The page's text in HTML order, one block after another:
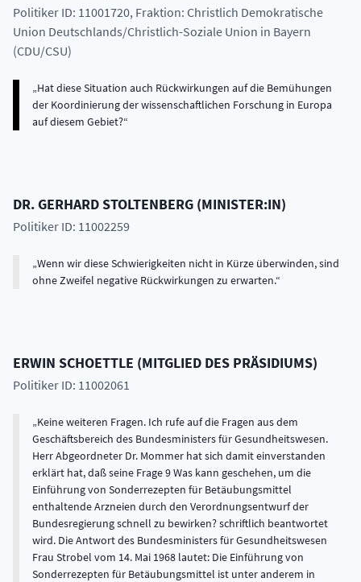
Politiker ID: 11001720, Fraktion: Christlich Demokratische
Union Deutschlands/Christlich-Soziale Union in Bayern
(CDU/CSU)
Hat diese Situation auch Rückwirkungen auf die Bemühungen
der Koordinierung der wissenschaftlichen Forschung in Europa
auf diesem Gebiet?
DR.GERHARDSTOLTENBERG (MINISTER:IN)
Politiker ID: 11002259
Wenn wir diese Schwierigkeiten nicht in Kürze überwinden, sind
ohne Zweifel negative Rückwirkungen zu erwarten.
ERWIN SCHOETTLE (MITGLIED DES PRÄSIDIUMS)
Politiker ID: 11002061
Keine weiteren Fragen. Ich rufe auf die Fragen aus dem
Geschäftsbereich des Bundesministers für Gesundheitswesen.
Herr Abgeordneter Dr. Mommer hat sich damit einverstanden
erklärt hat, daß seine Frage 9 Was kann geschehen, um die
Einführung von Sonderrezepten für Betäubungsmittel
enthaltende Arzneien durch den Verordnungsentwurf der
Bundesregierung schnell zu bewirken? schriftlich beantwortet
wird. Die Antwort des Bundesministers für Gesundheitswesen
Frau Strobel vom 14. Mai 1968 lautet: Die Einführung von
Sonderrezepten für Betäubungsmittel ist unter anderem in